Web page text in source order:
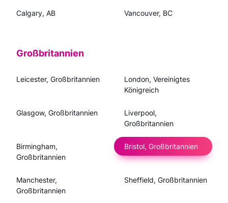
Calgary, AB Vancouver, BC
Großbritannien
Leicester, Großbritannien
London, Vereinigtes
Königreich
Glasgow, Großbritannien
Liverpool,
Großbritannien
Birmingham,
Großbritannien
Bristol, Großbritannien
Manchester,
Großbritannien
Sheffield, Großbritannien